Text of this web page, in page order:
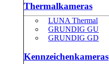
Thermalkameras
LUNA Thermal
GRUNDIG GU
GRUNDIG GD
Kennzeichenkameras